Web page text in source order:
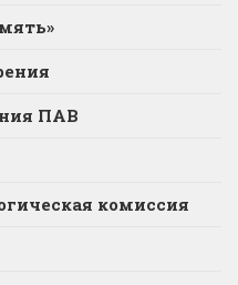
ПАВ
комиссия